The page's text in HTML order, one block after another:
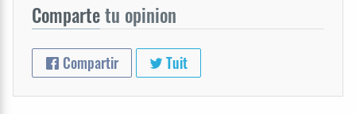
Compartetu opinion
Compartir Tuit